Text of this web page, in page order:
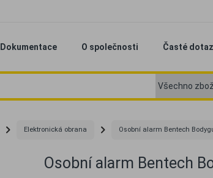
Dokumentace O společnosti Časté
Elektronická obrana Osobní alarm Bentech
Osobní alarm Bentech